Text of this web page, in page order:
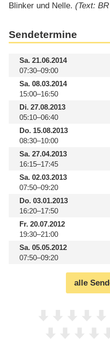
Blinker und Nelle. (Text:
Sendetermine
Sa.21.06.2014
07:30–09:00
Sa.08.03.2014
15:00–16:50
Di.27.08.2013
05:10–06:40
Do.15.08.2013
08:30–10:00
Sa.27.04.2013
16:15–17:45
Sa.02.03.2013
07:50–09:20
Do.03.01.2013
16:20–17:50
Fr.20.07.2012
19:30–21:00
Sa.05.05.2012
07:50–09:20
alle